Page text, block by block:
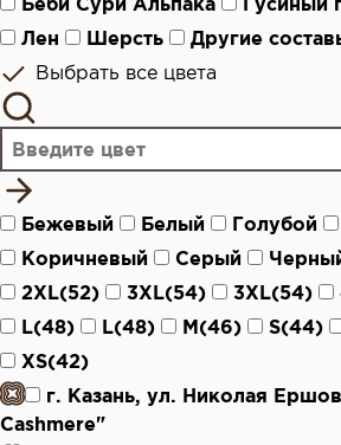
Лен
Шерсть
Другие
Выбрать все цвета
Бежевый Белый Голубой
Коричневый
Серый
2XL(52)
3XL(54) 3XL(54)
L(48)
L(48) M(46) S(44)
XS(42)
г. Казань, ул. Николая
Cashmere"